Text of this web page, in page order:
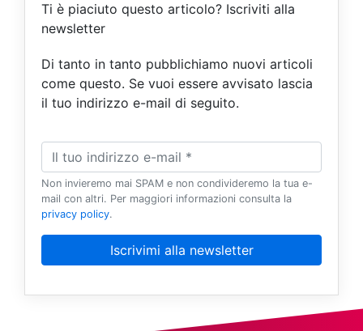
Ti è piaciuto questo articolo? Iscriviti alla
newsletter
Di tanto in tanto pubblichiamo nuovi articoli
come questo. Se vuoi essere avvisato lascia
il tuo indirizzo e-mail di seguito.
Non invieremo mai SPAM e non condivideremo la tua e-
mail con altri. Per maggiori informazioni consulta la
privacy policy.
Iscrivimi alla newsletter